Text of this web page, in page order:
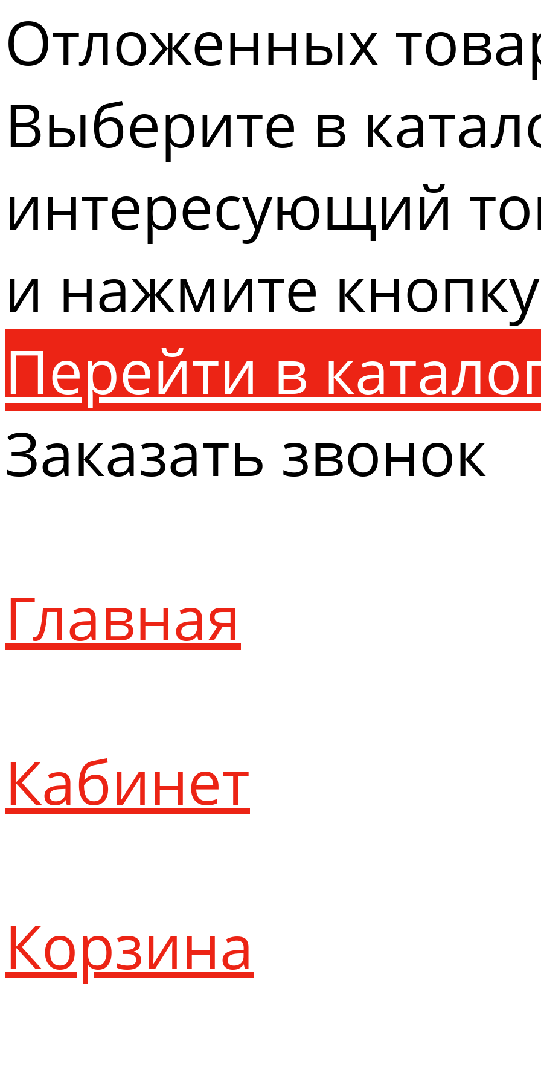
Отложенных
Выберите в
интересующий
и нажмите
Перейти в
Заказать звонок
Главная
Кабинет
Корзина